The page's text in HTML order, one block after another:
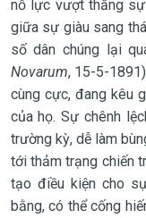
nỗ lực vượt thắng
giữa sự giàu sang
số dân chúng lại
Novarum, 15-5-
cùng cực, đang kêu
của họ. Sự chênh
trường kỳ, dễ làm
tới thảm trạng chiến
tạo điều kiện cho
bằng, có thể cống